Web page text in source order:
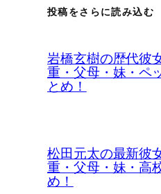
投稿をさらに読み込む
岩橋玄樹の歴代彼
重・父母・妹・ペ
とめ！
松田元太の最新彼
重・父母・妹・高
め！